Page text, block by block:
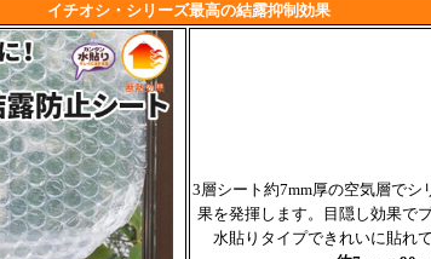
イチオシ・シリーズ最高の結露抑制効果
3層シート約7mm厚の空気層でシ
果を発揮します。目隠し効果で
水貼りタイプできれいに貼れ